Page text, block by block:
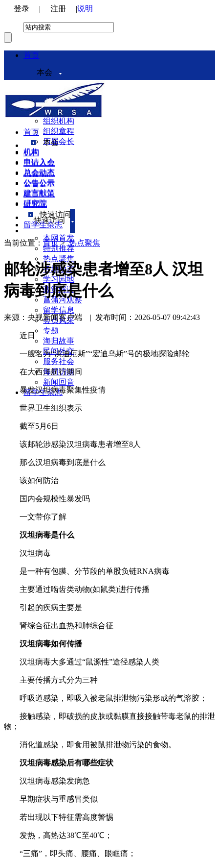
登录 | 注册 |说明
首页
本会
本会介绍
领导机构
理事会
组织机构
组织章程
历届会长
机构
申请入会
总会动态
公告公示
建言献策
研究院
快速访问
本网首发
特别推荐
热点聚焦
各地动态
学习园地
政策解读
菖蒲河观察
留学信息
会员风采
专题
海归故事
民间外交
服务社会
每周访谈
新闻回音
留学生杂志
首页
本会
机构
申请入会
总会动态
公告公示
建言献策
研究院
快速访问
留学生杂志
当前位置： 首页>热点聚焦
邮轮涉感染患者增至8人 汉坦
病毒到底是什么
来源：央视新闻客户端 | 发布时间：2026-05-07 09:42:43
近日
一艘名为“洪迪厄斯”“宏迪乌斯”号的极地探险邮轮
在大西洋航行期间
暴发汉坦病毒聚集性疫情
世界卫生组织表示
截至5月6日
该邮轮涉感染汉坦病毒患者增至8人
那么汉坦病毒到底是什么
该如何防治
国内会规模性暴发吗
一文带你了解
汉坦病毒是什么
汉坦病毒
是一种有包膜、分节段的单股负链RNA病毒
主要通过啮齿类动物(如鼠类)进行传播
引起的疾病主要是
肾综合征出血热和肺综合征
汉坦病毒如何传播
汉坦病毒大多通过“鼠源性”途径感染人类
主要传播方式分为三种
呼吸道感染，即吸入被老鼠排泄物污染形成的气溶胶；
接触感染，即破损的皮肤或黏膜直接接触带毒老鼠的排泄
物；
消化道感染，即食用被鼠排泄物污染的食物。
汉坦病毒感染后有哪些症状
汉坦病毒感染发病急
早期症状与重感冒类似
若出现以下特征需高度警惕
发热，高热达38℃至40℃；
“三痛”，即头痛、腰痛、眼眶痛；